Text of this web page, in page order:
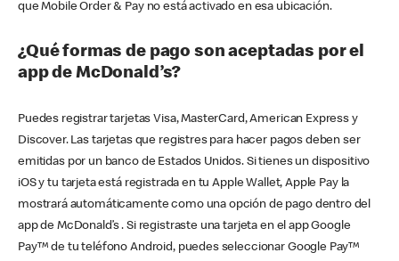
que Mobile Order & Pay no está activado en esa ubicación.
¿Qué formas de pago son aceptadas por el
app de McDonald’s?
Puedes registrar tarjetas Visa, MasterCard, American Express y
Discover. Las tarjetas que registres para hacer pagos deben ser
emitidas por un banco de Estados Unidos. Si tienes un dispositivo
iOS y tu tarjeta está registrada en tu Apple Wallet, Apple Pay la
mostrará automáticamente como una opción de pago dentro del
app de McDonald’s . Si registraste una tarjeta en el app Google
Pay™ de tu teléfono Android, puedes seleccionar Google Pay™